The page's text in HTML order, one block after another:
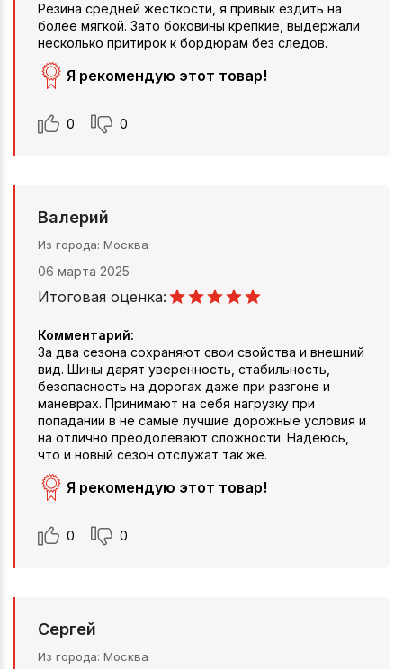
Резина средней жесткости, я привык ездить на
более мягкой. Зато боковины крепкие, выдержали
несколько притирок к бордюрам без следов.
Я рекомендую этот товар!
0 0
Валерий
Из города Москва
06 марта 2025
Итоговая оценка:
Комментарий:
За два сезона сохраняют свои свойства и внешний
вид. Шины дарят уверенность, стабильность,
безопасность на дорогах даже при разгоне и
маневрах. Принимают на себя нагрузку при
попадании в не самые лучшие дорожные условия и
на отлично преодолевают сложности. Надеюсь,
что и новый сезон отслужат так же.
Я рекомендую этот товар!
0 0
Сергей
Из города Москва